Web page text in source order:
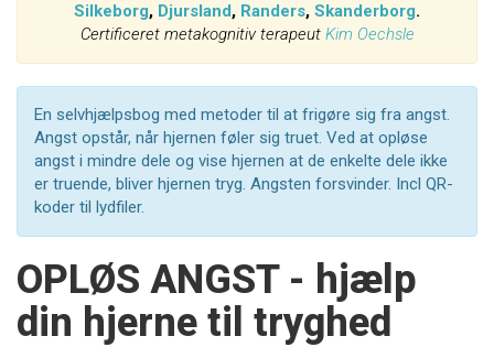
Silkeborg, Djursland, Randers, Skanderborg.
Certificeret metakognitiv terapeut Kim Oechsle
En selvhjælpsbog med metoder til at frigøre sig fra angst.
Angst opstår, når hjernen føler sig truet. Ved at opløse
angst i mindre dele og vise hjernen at de enkelte dele ikke
er truende, bliver hjernen tryg. Angsten forsvinder. Incl QR-
koder til lydfiler.
OPLØS ANGST - hjælp
din hjerne til tryghed